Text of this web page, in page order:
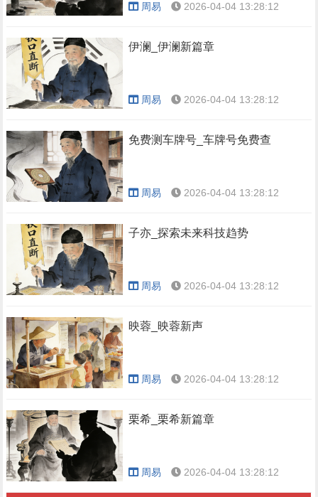
周易 2026-04-04 13:28:12
伊澜_伊澜新篇章
周易 2026-04-04 13:28:12
免费测车牌号_车牌号免费查
周易 2026-04-04 13:28:12
子亦_探索未来科技趋势
周易 2026-04-04 13:28:12
映蓉_映蓉新声
周易 2026-04-04 13:28:12
栗希_栗希新篇章
周易 2026-04-04 13:28:12